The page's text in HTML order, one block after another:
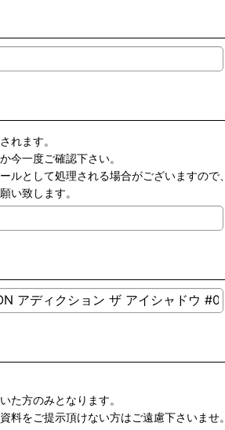
れます。
今一度ご確認下さい。
ルとして処理される場合がございますので、
い致します。
た方のみとなります。
料をご提示頂けない方はご遠慮下さいませ。